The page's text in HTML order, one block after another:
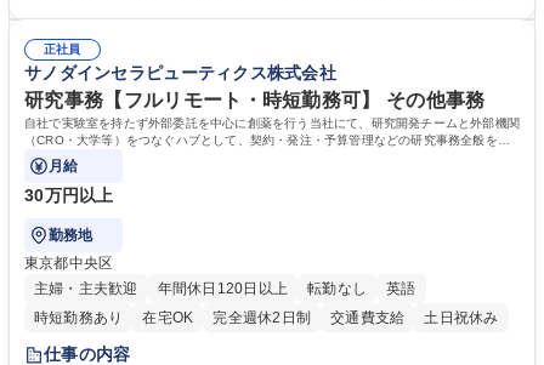
ート・ナレッジ業務 ※それぞれの業務内容に関しては、別途その他労働条
件備考欄に記載 募集職種 【総合職/ポテンシャル採用(第2新卒)】投融資一
体型のソリューション提案
く高い志を併せもった人材を求めています。ポテンシャル採用（第2新
卒）では、金融業界での経験や知識を問いません。新たな時代を見据え
て、複雑化する社会課題の解決に向けて先鞭をつける役割を担いたい、と
いう気概をお持ちの方を心待ちにしています。 学歴・資格 学歴：大学院
大学 語学力： 資格：
正社員
サノダインセラピューティクス株式会社
研究事務【フルリモート・時短勤務可】 その他事務
自社で実験室を持たず外部委託を中心に創薬を行う当社にて、研究開発チームと外部機関
（CRO・大学等）をつなぐハブとして、契約・発注・予算管理などの研究事務全般をお
任せします。
月給
30万円以上
勤務地
東京都中央区
主婦・主夫歓迎
年間休日120日以上 転勤なし
英語
時短勤務あり
在宅OK 完全週休2日制 交通費支給 土日祝休み
仕事の内容